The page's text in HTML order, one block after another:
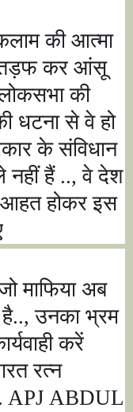
की आत्मा
तड़फ कर आंसू
की
धटना से वे हो
के संविधान
नहीं हैं ..,वे देश
होकर इस
माफिया अब
,उनका भ्रम
करें
रत्न
APJ ABDUL